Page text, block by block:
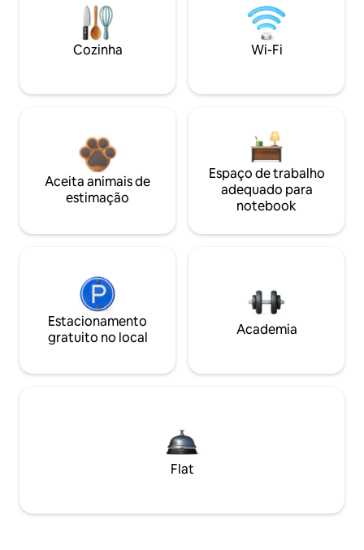
Cozinha Wi-Fi
Aceita animais de
estimação
Espaço de trabalho
adequado para
notebook
Estacionamento
gratuito no local
Academia
Flat